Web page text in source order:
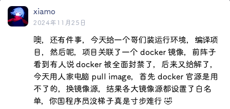
xiamo
2024年11月25日
噢，还有件事，今天给一个哥们装运行环境，编译项
目，然后呢，项目关联了一个 docker 镜像，前阵子
看到有人说 docker 被全面封禁了，后来又给解了，
今天用人家电脑 pull image，首先 docker 官源是用
不了的，换镜像源，结果各大镜像源都设置了白名
单，你国程序员没梯子真是寸步难行 🤣